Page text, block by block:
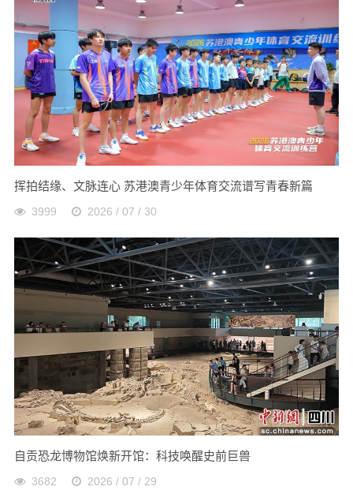
挥拍结缘、文脉连心 苏港澳青少年体育交流谱写青春新篇
3999 2026 / 07 / 30
自贡恐龙博物馆焕新开馆：科技唤醒史前巨兽
3682 2026 / 07 / 29